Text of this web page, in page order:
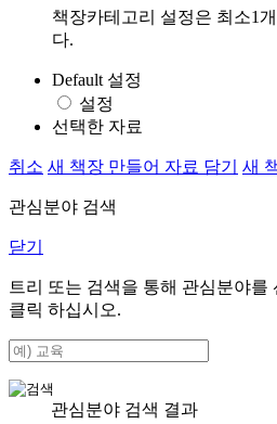
책장카테고리 설정은 최소1
다.
Default 설정
설정
선택한 자료
취소 새 책장 만들어 자료 담기 새
관심분야 검색
닫기
트리 또는 검색을 통해 관심분야를
클릭 하십시오.
관심분야 검색 결과